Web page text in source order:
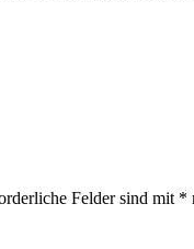
Felder sind mit *